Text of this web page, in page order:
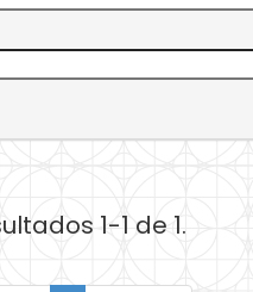
1-1 de 1.